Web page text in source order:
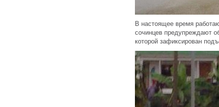
В настоящее время
сочинцев предупреждают
которой зафиксирован